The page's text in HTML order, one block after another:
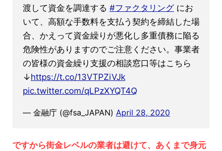
渡して資金を調達する #ファクタリングにお
いて、高額な手数料を支払う契約を締結した場
合、かえって資金繰りが悪化し多重債務に陥る
危険性がありますのでご注意ください。事業者
の皆様の資金繰り支援の相談窓口等はこちら
↓https://t.co/13VTPZiVJk
pic.twitter.com/qLPzXYQT4Q
— 金融庁 (@fsa_JAPAN) April 28, 2020
ですから街金レベルの業者は避けて、あくまで身元